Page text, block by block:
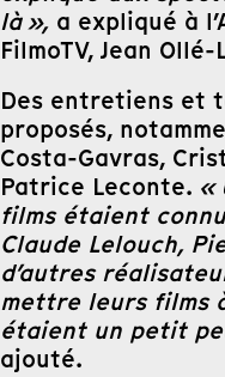
là », a expliqué à
FilmoTV, Jean
Des entretiens et
proposés,
Costa-Gavras,
Patrice Leconte. «
films étaient
Claude Lelouch,
d’autres
mettre leurs films
étaient un petit
ajouté.